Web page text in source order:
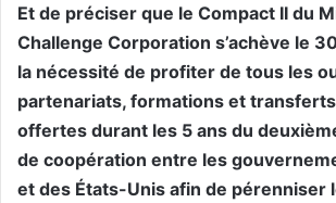
Et de préciser que le Compact II du
Challenge Corporation s’achève le
la nécessité de profiter de tous les
partenariats, formations et
offertes durant les 5 ans du
de coopération entre les
et des États-Unis afin de pérenniser